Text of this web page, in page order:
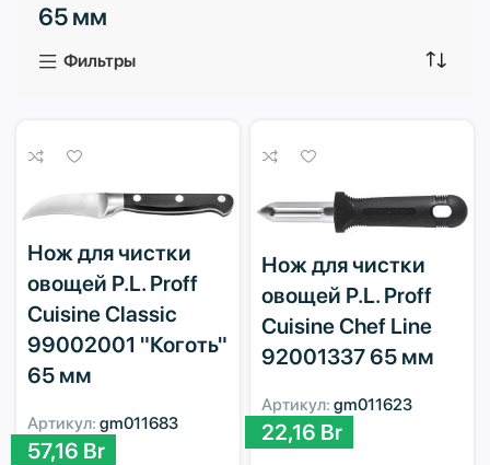
3 продукта
65 мм
Фильтры
Нож для чистки
овощей P.L. Proff
Cuisine Classic
99002001 "Коготь"
65 мм
Артикул: gm011683
57,16 Br
Нож для чистки
овощей P.L. Proff
Cuisine Chef Line
92001337 65 мм
Артикул: gm011623
22,16 Br